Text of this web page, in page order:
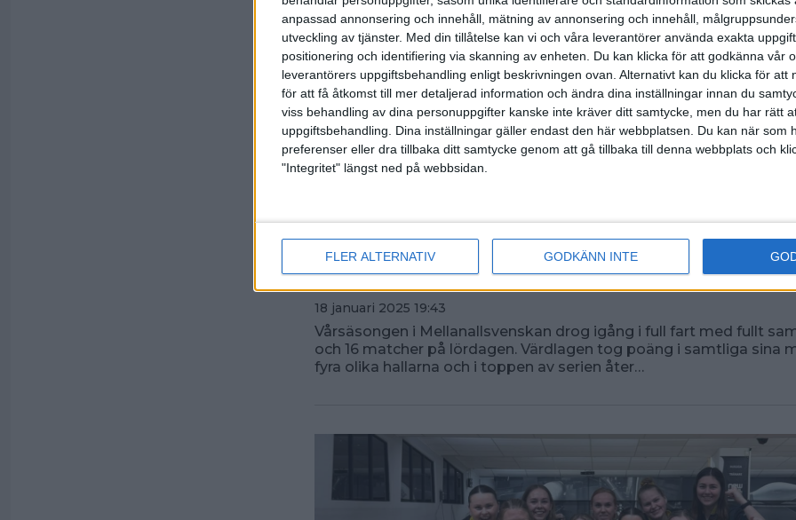
anpassad annonsering och innehåll, mätning av annonsering och innehåll,
utveckling av tjänster. Med din tillåtelse kan vi och våra leverantörer använda exakta
positionering och identifiering via skanning av enheten. Du kan klicka för att godkänna vår
leverantörers uppgiftsbehandling enligt beskrivningen ovan. Alternativt kan du klicka för att
för att få åtkomst till mer detaljerad information och ändra dina inställningar innan du
viss behandling av dina personuppgifter kanske inte kräver ditt samtycke, men du har rätt
uppgiftsbehandling. Dina inställningar gäller endast den här webbplatsen. Du kan när som
preferenser eller dra tillbaka ditt samtycke genom att gå tillbaka till denna webbplats och
"Integritet" längst ned på webbsidan.
FLER ALTERNATIV GODKÄNN INTE
Fullt sammandrag i
inledde vårsäsongen
18 januari 2025 19:43
Vårsäsongen i Mellanallsvenskan drog igång i full fart med fullt
och 16 matcher på lördagen. Värdlagen tog poäng i samtliga sina
fyra olika hallarna och i toppen av serien åter…